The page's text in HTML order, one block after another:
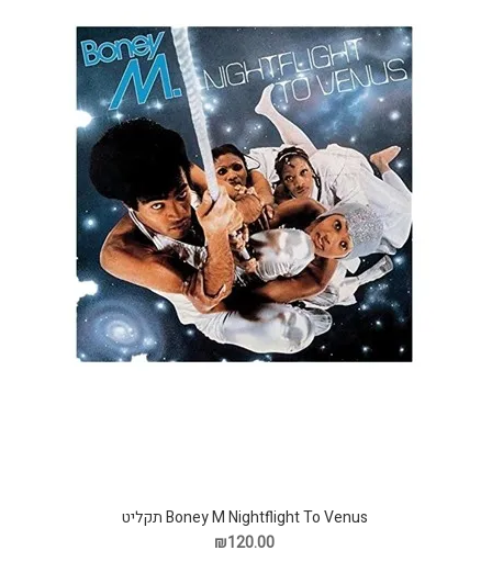
Boney M Nightflight To Venus תקליט
₪120.00